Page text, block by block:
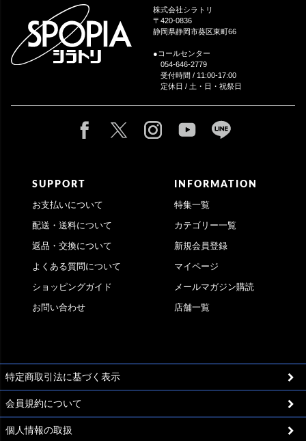
株式会社シラトリ
〒420-0836
静岡県静岡市葵区東町66
●コールセンター
054-646-2779
受付時間 / 11:00-17:00
定休日 / 土・日・祝祭日
SUPPORT
お支払いについて
配送・送料について
返品・交換について
よくある質問について
ショッピングガイド
お問い合わせ
INFORMATION
特集一覧
カテゴリー一覧
新規会員登録
マイページ
メールマガジン購読
店舗一覧
特定商取引法に基づく表示
会員規約について
個人情報の取扱